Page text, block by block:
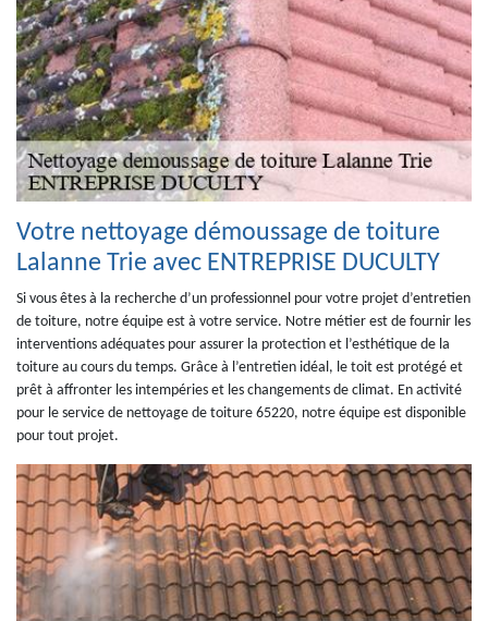
Votre nettoyage démoussage de toiture
Lalanne Trie avec ENTREPRISE DUCULTY
Si vous êtes à la recherche d’un professionnel pour votre projet d’entretien
de toiture, notre équipe est à votre service. Notre métier est de fournir les
interventions adéquates pour assurer la protection et l’esthétique de la
toiture au cours du temps. Grâce à l’entretien idéal, le toit est protégé et
prêt à affronter les intempéries et les changements de climat. En activité
pour le service de nettoyage de toiture 65220, notre équipe est disponible
pour tout projet.